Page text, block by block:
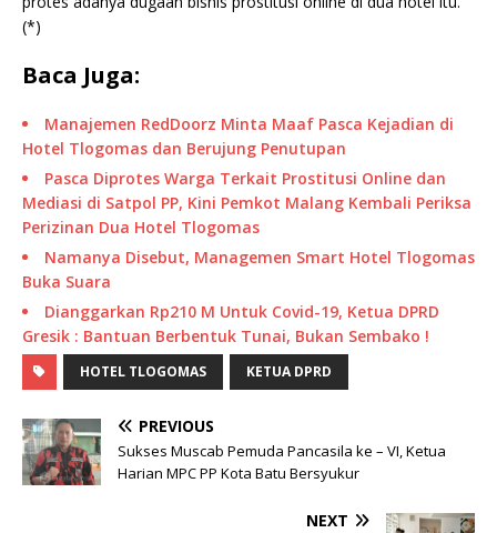
(*)
Baca Juga:
Manajemen RedDoorz Minta Maaf Pasca Kejadian di
Hotel Tlogomas dan Berujung Penutupan
Pasca Diprotes Warga Terkait Prostitusi Online dan
Mediasi di Satpol PP, Kini Pemkot Malang Kembali Periksa
Perizinan Dua Hotel Tlogomas
Namanya Disebut, Managemen Smart Hotel Tlogomas
Buka Suara
Dianggarkan Rp210 M Untuk Covid-19, Ketua DPRD
Gresik : Bantuan Berbentuk Tunai, Bukan Sembako !
HOTEL TLOGOMAS KETUA DPRD
PREVIOUS
Sukses Muscab Pemuda Pancasila ke – VI, Ketua
Harian MPC PP Kota Batu Bersyukur
NEXT